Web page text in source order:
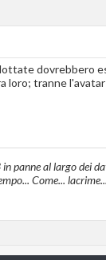
dovrebbero
tranne
panne al largo dei
Come...